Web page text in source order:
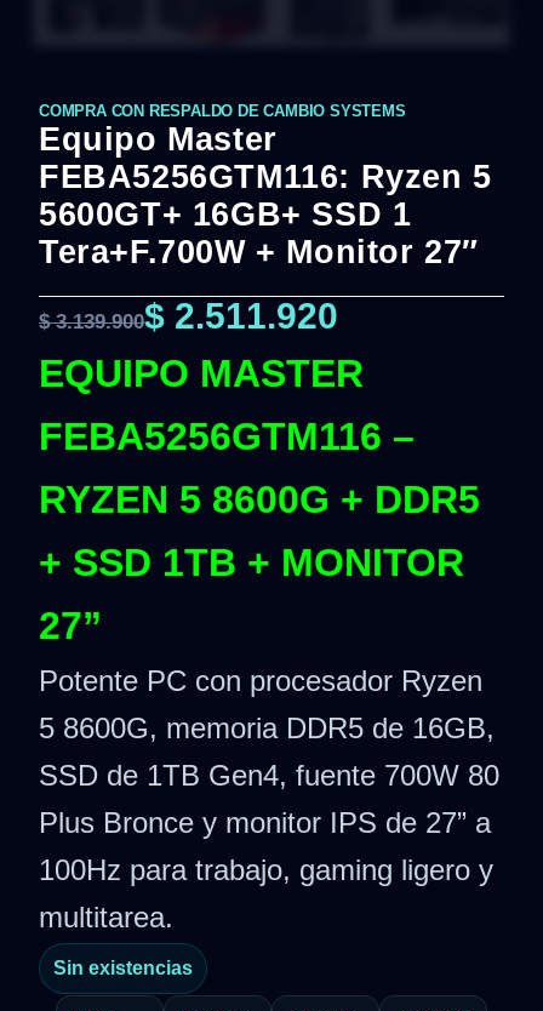
COMPRA CON RESPALDO DE CAMBIO SYSTEMS
Equipo Master
FEBA5256GTM116: Ryzen 5
5600GT+ 16GB+ SSD 1
Tera+F.700W + Monitor 27″
$3.139.900$ 2.511.920
EQUIPO MASTER
FEBA5256GTM116 –
RYZEN 5 8600G + DDR5
+ SSD 1TB + MONITOR
27”
Potente PC con procesador Ryzen
5 8600G, memoria DDR5 de 16GB,
SSD de 1TB Gen4, fuente 700W 80
Plus Bronce y monitor IPS de 27” a
100Hz para trabajo, gaming ligero y
multitarea.
Sin existencias